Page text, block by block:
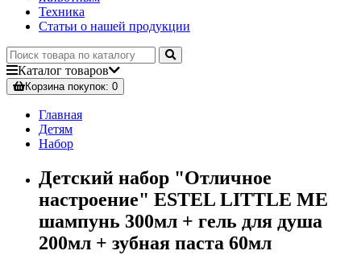
Техника
Статьи о нашей продукции
Каталог товаров
Корзинапокупок: 0
Главная
Детям
Набор
Детский набор "Отличное
настроение" ESTEL LITTLE ME
шампунь 300мл + гель для душа
200мл + зубная паста 60мл